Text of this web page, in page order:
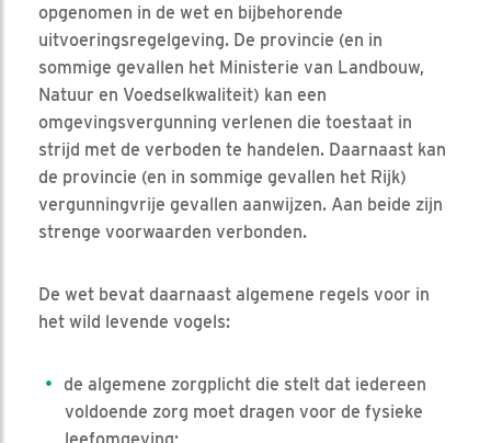
opgenomen in de wet en bijbehorende
uitvoeringsregelgeving. De provincie (en in
sommige gevallen het Ministerie van Landbouw,
Natuur en Voedselkwaliteit) kan een
omgevingsvergunning verlenen die toestaat in
strijd met de verboden te handelen. Daarnaast kan
de provincie (en in sommige gevallen het Rijk)
vergunningvrije gevallen aanwijzen. Aan beide zijn
strenge voorwaarden verbonden.
De wet bevat daarnaast algemene regels voor in
het wild levende vogels:
de algemene zorgplicht die stelt dat iedereen
voldoende zorg moet dragen voor de fysieke
leefomgeving;